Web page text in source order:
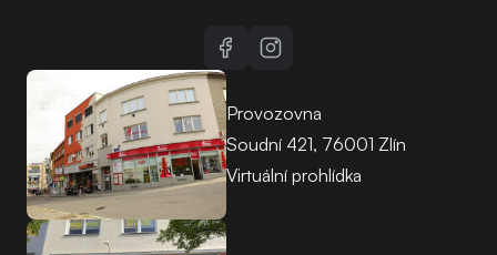
Provozovna
Soudní 421, 76001 Zlín
Virtuální prohlídka